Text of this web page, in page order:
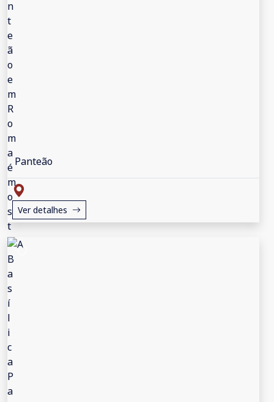
Panteão
Ver detalhes